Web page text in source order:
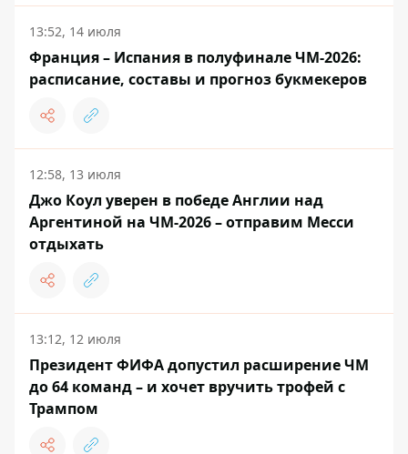
13:52, 14 июля
Франция – Испания в полуфинале ЧМ-2026:
расписание, составы и прогноз букмекеров
12:58, 13 июля
Джо Коул уверен в победе Англии над
Аргентиной на ЧМ-2026 – отправим Месси
отдыхать
13:12, 12 июля
Президент ФИФА допустил расширение ЧМ
до 64 команд – и хочет вручить трофей с
Трампом